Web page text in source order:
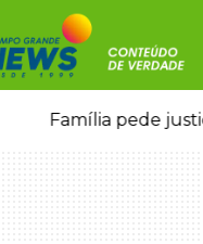
Família pede